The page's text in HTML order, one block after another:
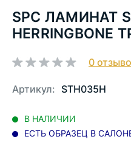
SPC ЛАМИНАТ
HERRINGBONE
0
Артикул: STH035Н
В НАЛИЧИИ
ЕСТЬ ОБРАЗЕЦ В